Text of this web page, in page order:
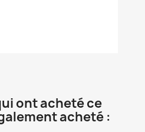
ont acheté ce
acheté :